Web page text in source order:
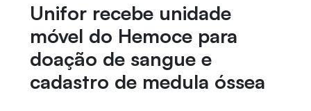
Unifor recebe unidade
móvel do Hemoce para
doação de sangue e
cadastro de medula óssea